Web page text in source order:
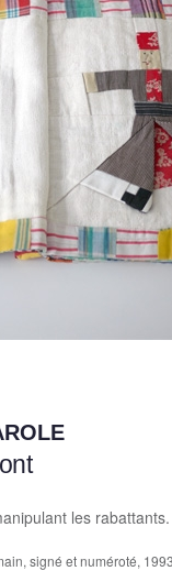
les rabattants.
signé et numéroté,